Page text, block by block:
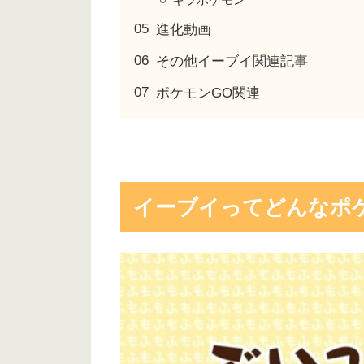
進化動画
その他イーブイ関連記事
ポケモンGO関連
イーブイってどんなポ